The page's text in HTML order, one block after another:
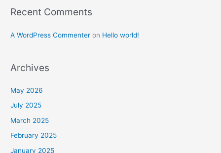
Recent Comments
A WordPress Commenter on Hello world!
Archives
May 2026
July 2025
March 2025
February 2025
January 2025